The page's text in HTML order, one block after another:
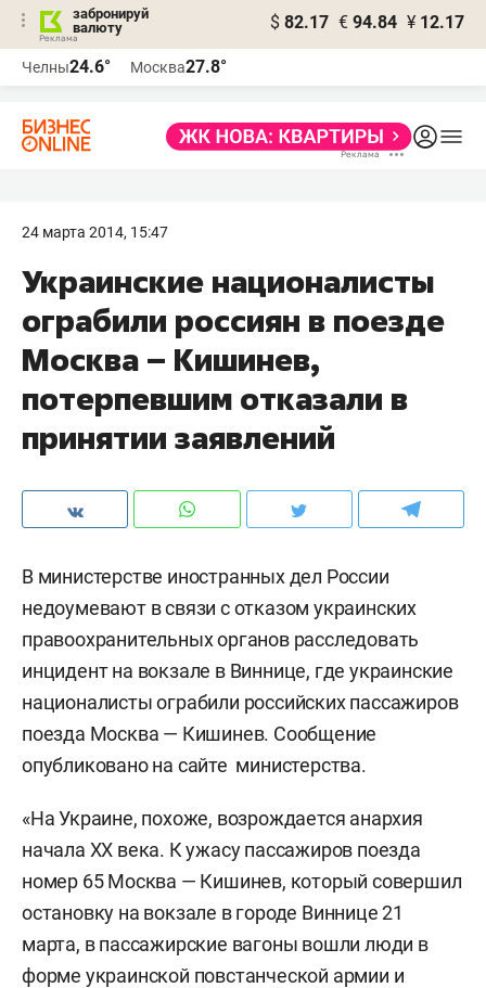
забронируй
валюту
$ 82.17 € 94.84 ¥ 12.17
Челны24.6° Москва27.8°
24 марта 2014, 15:47
Украинские националисты
ограбили россиян в поезде
Москва – Кишинев,
потерпевшим отказали в
принятии заявлений
В министерстве иностранных дел России
недоумевают в связи с отказом украинских
правоохранительных органов расследовать
инцидент на вокзале в Виннице, где украинские
националисты ограбили российских пассажиров
поезда Москва — Кишинев. Сообщение
опубликовано на сайте министерства.
«На Украине, похоже, возрождается анархия
начала XX века. К ужасу пассажиров поезда
номер 65 Москва — Кишинев, который совершил
остановку на вокзале в городе Виннице 21
марта, в пассажирские вагоны вошли люди в
форме украинской повстанческой армии и